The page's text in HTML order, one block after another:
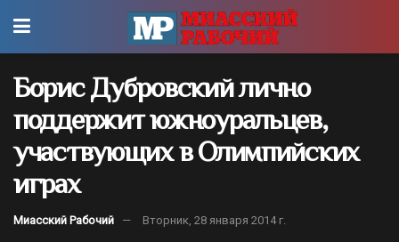
Борис Дубровский лично
поддержит южноуральцев,
участвующих в Олимпийских
играх
Миасский Рабочий Вторник, 28 января 2014 г.